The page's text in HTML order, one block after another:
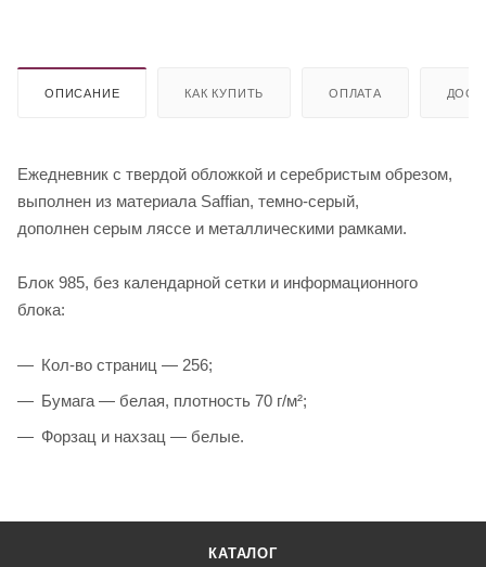
ОПИСАНИЕ КАК КУПИТЬ ОПЛАТА
Ежедневник с твердой обложкой и серебристым обрезом,
выполнен из материала Saffian, темно-серый,
дополнен серым ляссе и металлическими рамками.
Блок 985, без календарной сетки и информационного
блока:
Кол-во страниц — 256;
Бумага — белая, плотность 70 г/м²;
Форзац и нахзац — белые.
КАТАЛОГ